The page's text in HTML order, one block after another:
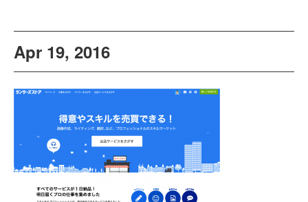
Apr 19, 2016